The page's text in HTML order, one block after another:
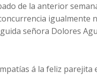
de la anterior
igualmente
señora Dolores
á la feliz parejita